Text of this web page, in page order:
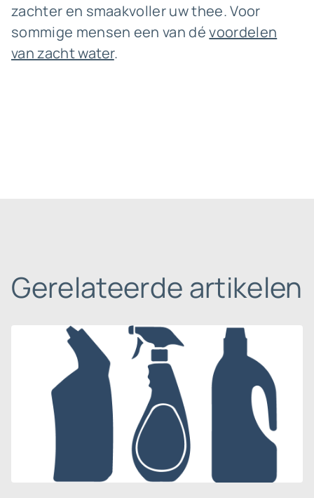
zachter en smaakvoller uw thee. Voor
sommige mensen een van dévoordelen
van zacht water.
Gerelateerde artikelen